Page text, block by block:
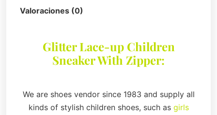
Valoraciones (0)
Glitter Lace-up Children
Sneaker With Zipper:
We are shoes vendor since 1983 and supply all
kinds of stylish children shoes, such as girls